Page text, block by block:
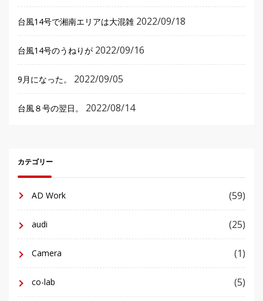
台風14号で湘南エリアは大混雑 2022/09/18
台風14号のうねりが 2022/09/16
9月になった。 2022/09/05
台風８号の翌日。 2022/08/14
カテゴリー
AD Work (59)
audi (25)
Camera (1)
co-lab (5)